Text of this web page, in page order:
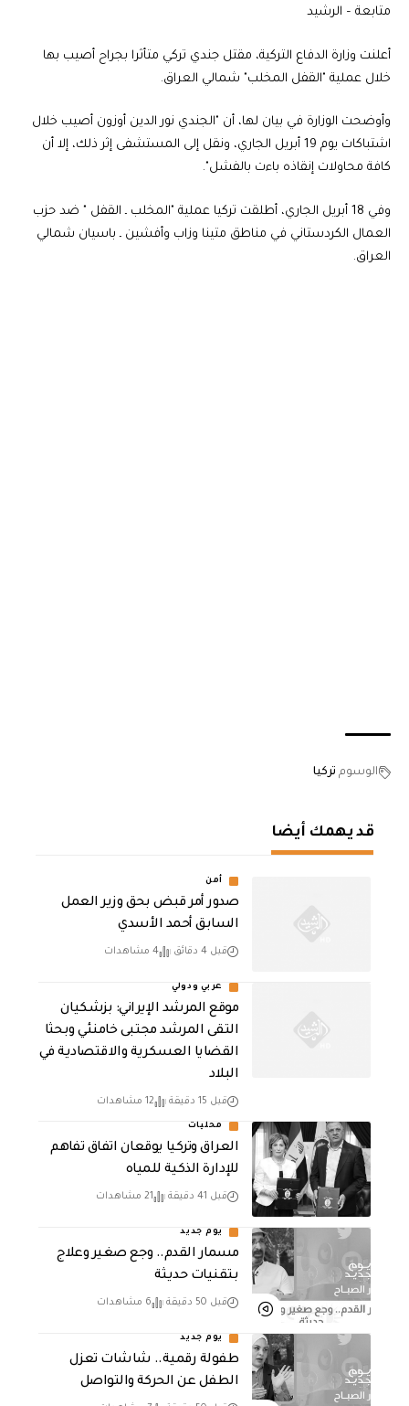
متابعة – الرشيد
أعلنت وزارة الدفاع التركية، مقتل جندي تركي متأثرا بجراح أصيب بها
خلال عملية "القفل المخلب" شمالي العراق.
وأوضحت الوزارة في بيان لها، أن "الجندي نور الدين أوزون أصيب خلال
اشتباكات يوم 19 أبريل الجاري، ونقل إلى المستشفى إثر ذلك، إلا أن
كافة محاولات إنقاذه باءت بالفشل".
وفي 18 أبريل الجاري، أطلقت تركيا عملية "المخلب ـ القفل " ضد حزب
العمال الكردستاني في مناطق متينا وزاب وأفشين ـ باسيان شمالي
العراق.
الوسوم تركيا
قد يهمك أيضا
أمن
صدور أمر قبض بحق وزير العمل
السابق أحمد الأسدي
قبل 4 دقائق 4 مشاهدات
عربي ودولي
موقع المرشد الإيراني: بزشكيان
التقى المرشد مجتبى خامنئي وبحثا
القضايا العسكرية والاقتصادية في
البلاد
قبل 15 دقيقة 12 مشاهدات
محليات
العراق وتركيا يوقعان اتفاق تفاهم
للإدارة الذكية للمياه
قبل 41 دقيقة 21 مشاهدات
يوم جديد
مسمار القدم.. وجع صغير وعلاج
بتقنيات حديثة
قبل 50 دقيقة 6 مشاهدات
يوم جديد
طفولة رقمية.. شاشات تعزل
الطفل عن الحركة والتواصل